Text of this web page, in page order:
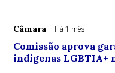
Câmara Há 1 mês
Comissão aprova
indígenas LGBTIA+